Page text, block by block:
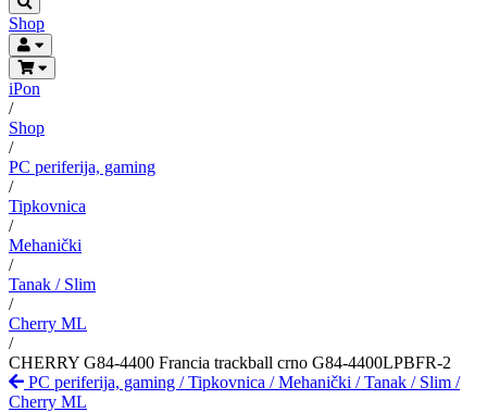
Shop
iPon
/
Shop
/
PC periferija, gaming
/
Tipkovnica
/
Mehanički
/
Tanak / Slim
/
Cherry ML
/
CHERRY G84-4400 Francia trackball crno G84-4400LPBFR-2
PC periferija, gaming /Tipkovnica /Mehanički /Tanak / Slim /
Cherry ML